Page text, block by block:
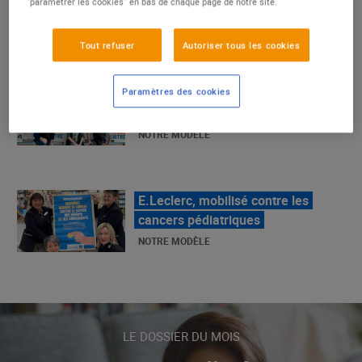
un succès
NOTRE MODÈLE
E.Leclerc, mobilisé contre les
LE MOUVEMENT E.LECLERC ET
« Repérage » - La nouvelle revue de
LE DOSSIER DU MOIS
Tout refuser Autoriser tous les cookies
Paramètres des cookies